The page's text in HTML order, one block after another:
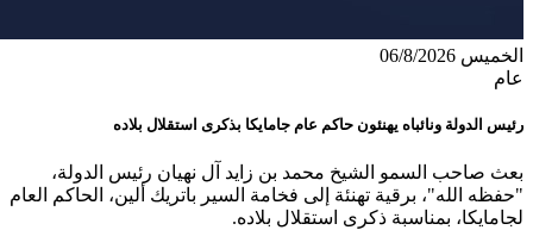
الخميس 06/8/2026
عام
رئيس الدولة ونائباه يهنئون حاكم عام جامايكا بذكرى استقلال بلاده
بعث صاحب السمو الشيخ محمد بن زايد آل نهيان رئيس الدولة،
"حفظه الله"، برقية تهنئة إلى فخامة السير باتريك ألين، الحاكم العام
لجامايكا، بمناسبة ذكرى استقلال بلاده.